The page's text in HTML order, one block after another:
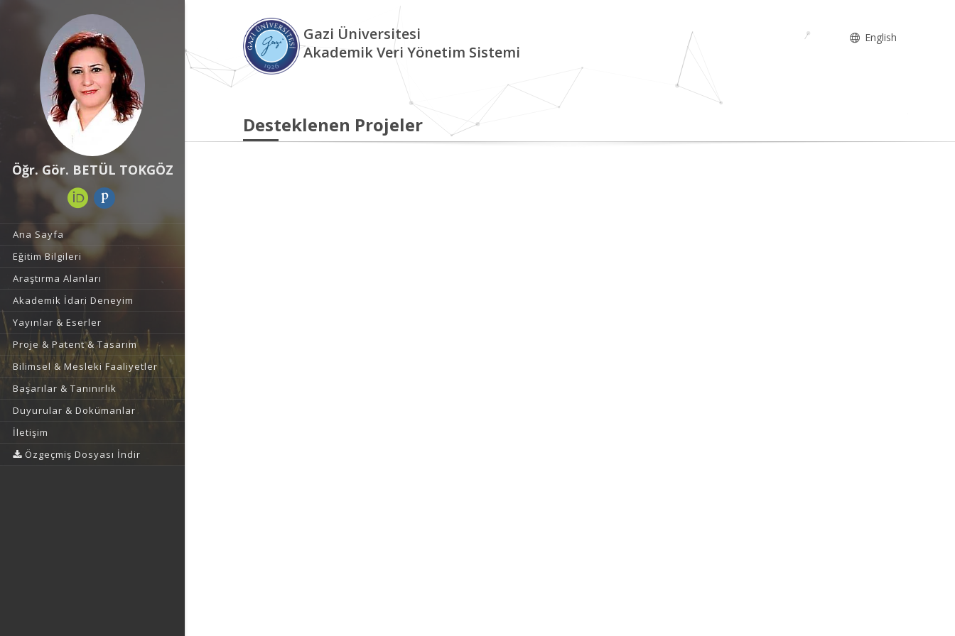
Öğr. Gör. BETÜL TOKGÖZ
Ana Sayfa
Eğitim Bilgileri
Araştırma Alanları
Akademik İdari Deneyim
Yayınlar & Eserler
Proje & Patent & Tasarım
Bilimsel & Mesleki Faaliyetler
Başarılar & Tanınırlık
Duyurular & Dokümanlar
İletişim
Özgeçmiş Dosyası İndir
Gazi Üniversitesi
Akademik Veri Yönetim Sistemi
English
Desteklenen Projeler